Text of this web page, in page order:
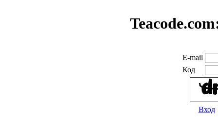
E-mail
Код
Вход